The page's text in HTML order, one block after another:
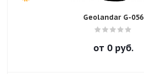
Geolandar G-056
от 0руб.